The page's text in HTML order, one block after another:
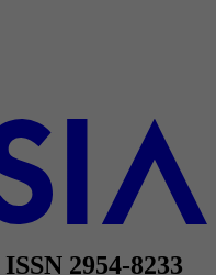
ISSN 2954-8233